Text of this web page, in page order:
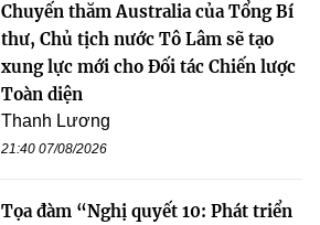
Chuyến thăm Australia của Tổng Bí
thư, Chủ tịch nước Tô Lâm sẽ tạo
xung lực mới cho Đối tác Chiến lược
Toàn diện
Thanh Lương
21:40 07/08/2026
Tọa đàm “Nghị quyết 10: Phát triển